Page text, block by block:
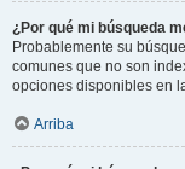
¿Por qué mi búsqueda
Probablemente su
comunes que no son
opciones disponibles en
Arriba